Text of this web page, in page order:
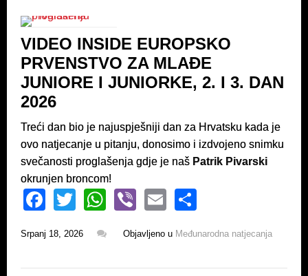
o
k
p
VIDEO INSIDE EUROPSKO
PRVENSTVO ZA MLAĐE
JUNIORE I JUNIORKE, 2. I 3. DAN
2026
Treći dan bio je najuspješniji dan za Hrvatsku kada je
ovo natjecanje u pitanju, donosimo i izdvojeno snimku
svečanosti proglašenja gdje je naš Patrik Pivarski
okrunjen broncom!
F
c
e
T
tt
er
W
at
s
Vi
er
E
ail ar
e
Srpanj 18, 2026 Objavljeno u Međunarodna natjecanja